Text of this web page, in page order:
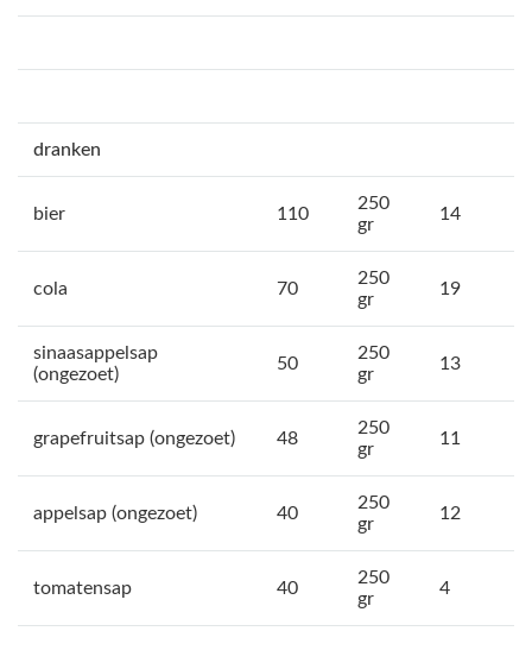
dranken
bier 110
250
gr
14
cola 70
250
gr
19
sinaasappelsap
(ongezoet)
50
250
gr
13
grapefruitsap (ongezoet) 48
250
gr
11
appelsap (ongezoet) 40
250
gr
12
tomatensap 40
250
gr
4